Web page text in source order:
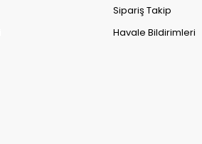
Sipariş Takip
Havale Bildirimleri